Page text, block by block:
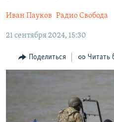
главной
навигации
Вернутся
поиску
11 ЛЕТ ОККУПАЦИИ КРЫМА. 11
ЕЩЕ
ИНТЕРАКТИВ
ИНФОГРАФИКА
ТЕЛЕПРОЕКТ КРЫМ.РЕАЛИИ
ПРОПАВШИЕ БЕЗ ВЕСТИ
РАДІО СВОБОДА
КАК ОБОЙТИ
Иван Пауков Радио Свобода
21 сентября 2024, 15:30
Поделиться Читать